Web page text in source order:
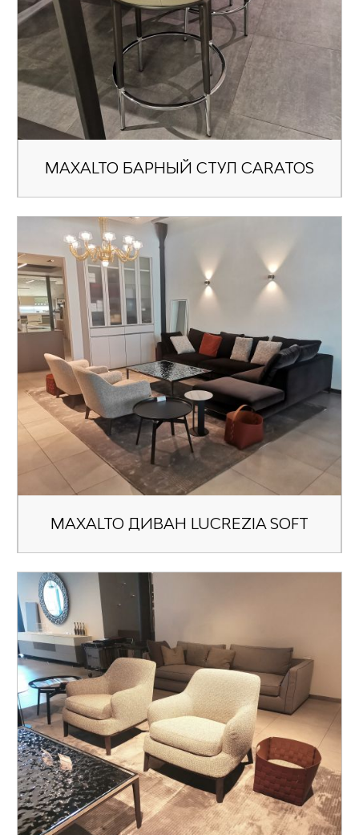
MAXALTO БАРНЫЙ СТУЛ CARATOS
MAXALTO ДИВАН LUCREZIA SOFT